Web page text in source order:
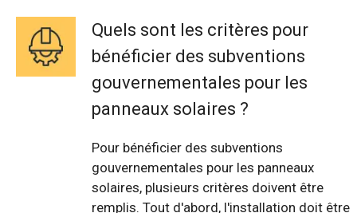
Quels sont les critères pour
bénéficier des subventions
gouvernementales pour les
panneaux solaires ?
Pour bénéficier des subventions
gouvernementales pour les panneaux
solaires, plusieurs critères doivent être
remplis. Tout d'abord, l'installation doit être